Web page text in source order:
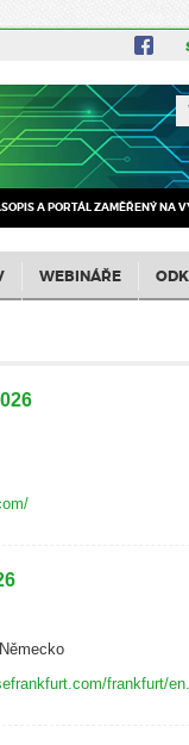
A PORTÁL ZAMĚŘENÝ NA
WEBINÁŘE
frankfurt/